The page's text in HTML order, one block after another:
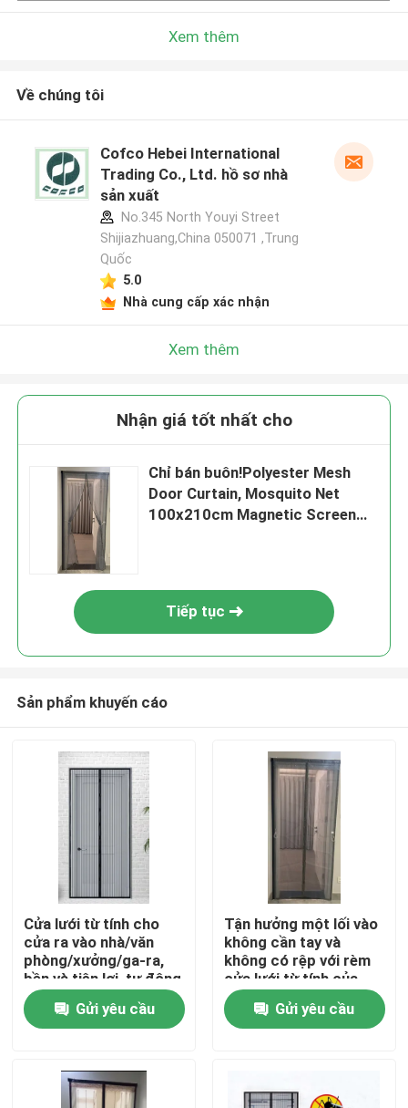
Nhà
Về chúng tôi
Xem thêm
Về chúng tôi
Cofco Hebei International
Trading Co., Ltd. hồ sơ nhà
sản xuất
No.345 North Youyi Street
Shijiazhuang,China 050071 ,Trung
Quốc
5.0
Nhà cung cấp xác nhận
Xem thêm
Nhận giá tốt nhất cho
Chỉ bán buôn!Polyester Mesh
Door Curtain, Mosquito Net
100x210cm Magnetic Screen
Tiếp tục
Sản phẩm khuyến cáo
Cửa lưới từ tính cho
cửa ra vào nhà/văn
phòng/xưởng/ga-ra,
bền và tiện lợi, tự động
đóng bằng nam châm
Gửi yêu cầu
Tận hưởng một lối vào
không cần tay và
không có rệp với rèm
cửa lưới từ tính của
chúng tôi
Gửi yêu cầu